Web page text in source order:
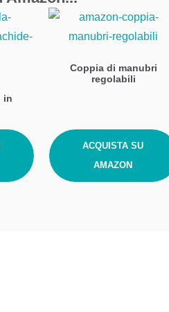
in
Coppia di manubri
regolabili
ACQUISTA SU
AMAZON